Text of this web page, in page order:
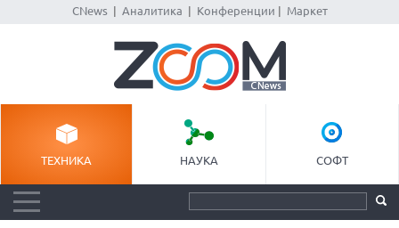
CNews| Аналитика Конференции Маркет
ТЕХНИКА НАУКА СОФТ